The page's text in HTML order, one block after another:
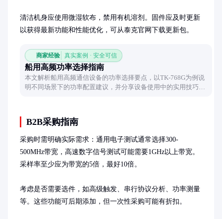
清洁机身应使用微湿软布，禁用有机溶剂。固件应及时更新
以获得最新功能和性能优化，可从泰克官网下载更新包。
商家经验 真实案例 · 安全可信
船用高频功率选择指南
本文解析船用高频通信设备的功率选择要点，以TK-768G为例说
明不同场景下的功率配置建议，并分享设备使用中的实用技巧，
B2B采购指南
采购时需明确实际需求：通用电子测试通常选择300-
500MHz带宽，高速数字信号测试可能需要1GHz以上带宽。
采样率至少应为带宽的5倍，最好10倍。
考虑是否需要选件，如高级触发、串行协议分析、功率测量
等。这些功能可后期添加，但一次性采购可能有折扣。